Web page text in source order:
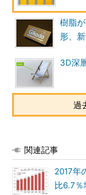
樹脂
形、
3D深
過
関連記事
2017年
比6.7％